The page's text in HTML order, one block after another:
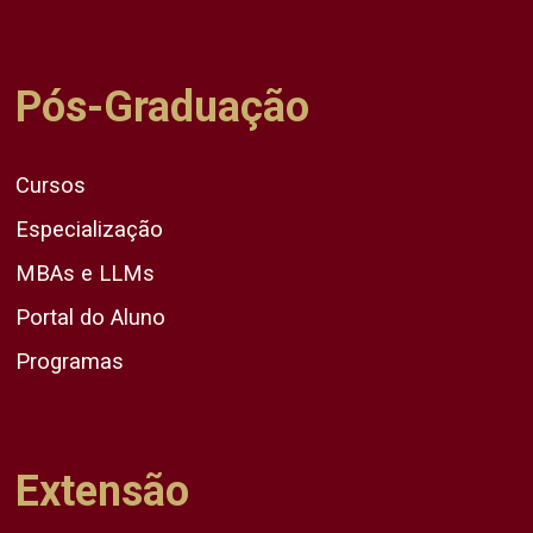
Pós-Graduação
Cursos
Especialização
MBAs e LLMs
Portal do Aluno
Programas
Extensão